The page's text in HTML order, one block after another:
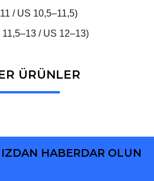
/ US 10,5–11,5)
/ US 12–13)
ÜRÜNLER
HABERDAR OLUN